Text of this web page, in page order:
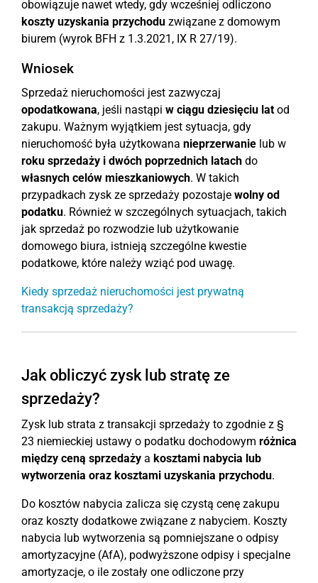
obowiązuje nawet wtedy, gdy wcześniej odliczono
koszty uzyskania przychodu związane z domowym
biurem (wyrok BFH z 1.3.2021, IX R 27/19).
Wniosek
Sprzedaż nieruchomości jest zazwyczaj
opodatkowana, jeśli nastąpi w ciągu dziesięciu latod
zakupu. Ważnym wyjątkiem jest sytuacja, gdy
nieruchomość była użytkowana nieprzerwanie lub w
roku sprzedaży i dwóch poprzednich latach do
własnych celów mieszkaniowych. W takich
przypadkach zysk ze sprzedaży pozostaje wolny od
podatku. Również w szczególnych sytuacjach, takich
jak sprzedaż po rozwodzie lub użytkowanie
domowego biura, istnieją szczególne kwestie
podatkowe, które należy wziąć pod uwagę.
Kiedy sprzedaż nieruchomości jest prywatną
transakcją sprzedaży?
Jak obliczyć zysk lub stratę ze
sprzedaży?
Zysk lub strata z transakcji sprzedaży to zgodnie z §
23 niemieckiej ustawy o podatku dochodowym różnica
między ceną sprzedaży a kosztami nabycia lub
wytworzenia oraz kosztami uzyskania przychodu.
Do kosztów nabycia zalicza się czystą cenę zakupu
oraz koszty dodatkowe związane z nabyciem. Koszty
nabycia lub wytworzenia są pomniejszane o odpisy
amortyzacyjne (AfA), podwyższone odpisy i specjalne
amortyzacje, o ile zostały one odliczone przy